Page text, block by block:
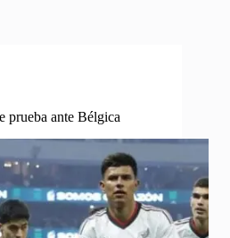
prueba ante Bélgica